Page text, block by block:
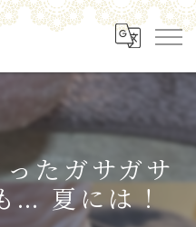
たガサガサ
… 夏には！